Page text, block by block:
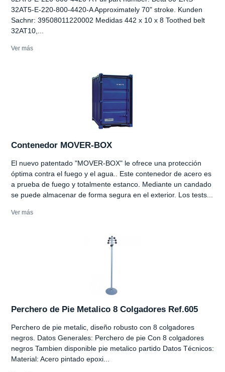
32AT5-E-220-800-4420-A Approximately 70" stroke. Kunden
Sachnr: 39508011220002 Medidas 442 x 10 x 8 Toothed belt
32AT10,...
Ver más
Contenedor MOVER-BOX
El nuevo patentado "MOVER-BOX" le ofrece una protección
óptima contra el fuego y el agua.. Este contenedor de acero es
a prueba de fuego y totalmente estanco. Mediante un candado
se puede almacenar de forma segura en el exterior. Los tests...
Ver más
Perchero de Pie Metalico 8 Colgadores Ref.605
Perchero de pie metalic, diseño robusto con 8 colgadores
negros. Datos Generales: Perchero de pie Con 8 colgadores
negros Tambien disponible pie metalico partido Datos Técnicos:
Material: Acero pintado epoxi...